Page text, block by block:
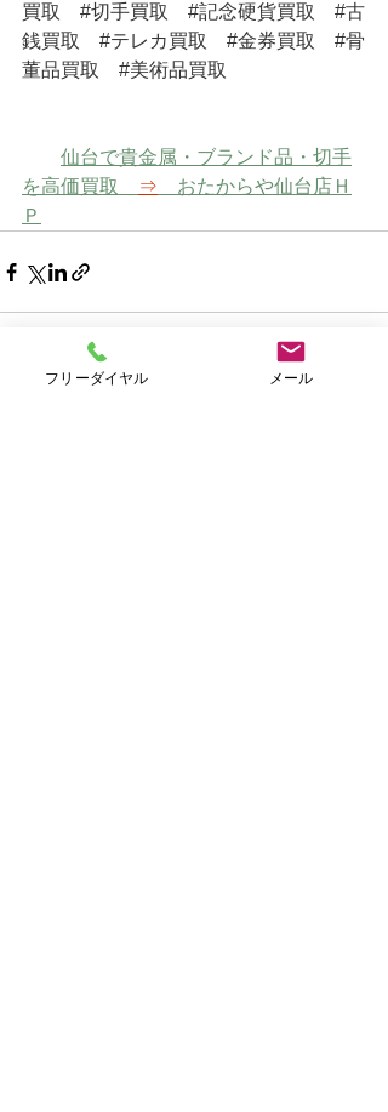
買取
#切手買取 #記念硬貨買取
#古
銭買取
#テレカ買取 #金券買取
#骨
董品買取
#美術品買取
仙台で貴金属・ブランド品・切手
を高価買取
⇒ おたからや仙台店Ｈ
Ｐ
フリーダイヤル メール